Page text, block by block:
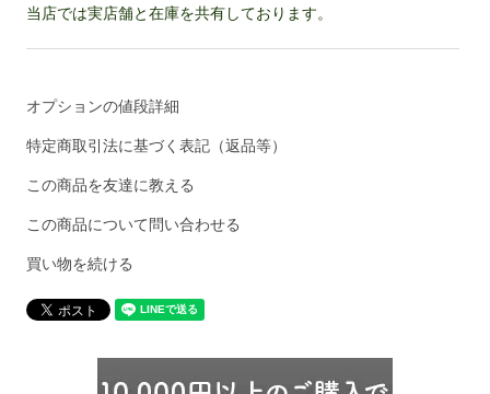
当店では実店舗と在庫を共有しております。
オプションの値段詳細
特定商取引法に基づく表記（返品等）
この商品を友達に教える
この商品について問い合わせる
買い物を続ける